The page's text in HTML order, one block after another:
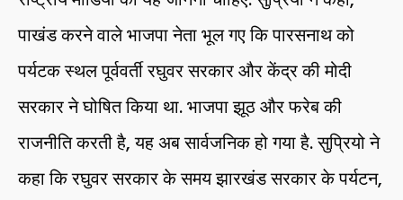
पाखंड करने वाले भाजपा नेता भूल गए कि पारसनाथ को
पर्यटक स्थल पूर्ववर्ती रघुवर सरकार और केंद्र की मोदी
सरकार ने घोषित किया था. भाजपा झूठ और फरेब की
राजनीति करती है, यह अब सार्वजनिक हो गया है. सुप्रियो ने
कहा कि रघुवर सरकार के समय झारखंड सरकार के पर्यटन,